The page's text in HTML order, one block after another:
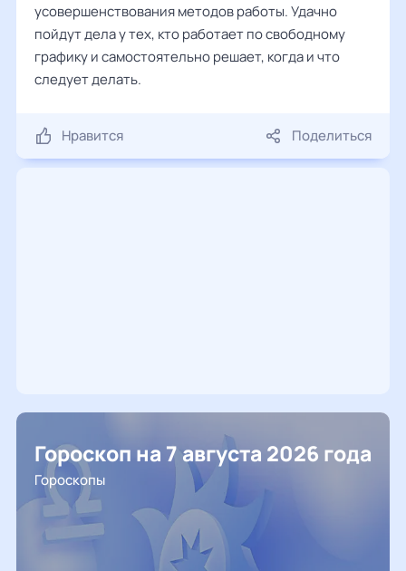
усовершенствования методов работы. Удачно
пойдут дела у тех, кто работает по свободному
графику и самостоятельно решает, когда и что
следует делать.
Нравится Поделиться
Гороскоп на 7 августа 2026 года
Гороскопы